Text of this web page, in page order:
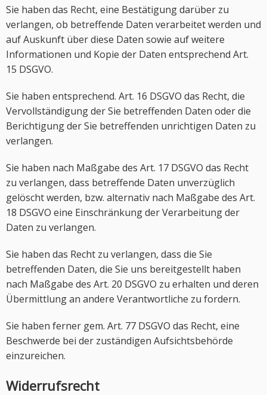
Sie haben das Recht, eine Bestätigung darüber zu
verlangen, ob betreffende Daten verarbeitet werden und
auf Auskunft über diese Daten sowie auf weitere
Informationen und Kopie der Daten entsprechend Art.
15 DSGVO.
Sie haben entsprechend. Art. 16 DSGVO das Recht, die
Vervollständigung der Sie betreffenden Daten oder die
Berichtigung der Sie betreffenden unrichtigen Daten zu
verlangen.
Sie haben nach Maßgabe des Art. 17 DSGVO das Recht
zu verlangen, dass betreffende Daten unverzüglich
gelöscht werden, bzw. alternativ nach Maßgabe des Art.
18 DSGVO eine Einschränkung der Verarbeitung der
Daten zu verlangen.
Sie haben das Recht zu verlangen, dass die Sie
betreffenden Daten, die Sie uns bereitgestellt haben
nach Maßgabe des Art. 20 DSGVO zu erhalten und deren
Übermittlung an andere Verantwortliche zu fordern.
Sie haben ferner gem. Art. 77 DSGVO das Recht, eine
Beschwerde bei der zuständigen Aufsichtsbehörde
einzureichen.
Widerrufsrecht